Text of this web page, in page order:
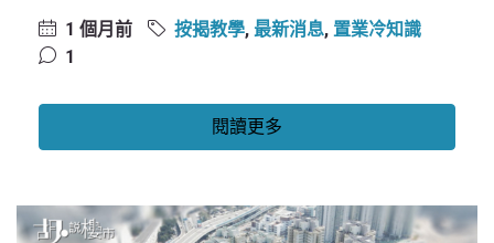
1 個月前 按揭教學, 最新消息, 置業冷知識
1
閱讀更多